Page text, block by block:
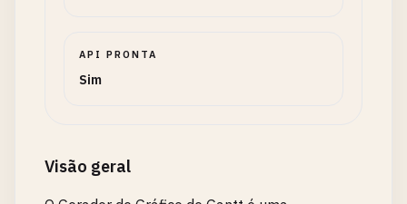
API PRONTA
Sim
Visão geral